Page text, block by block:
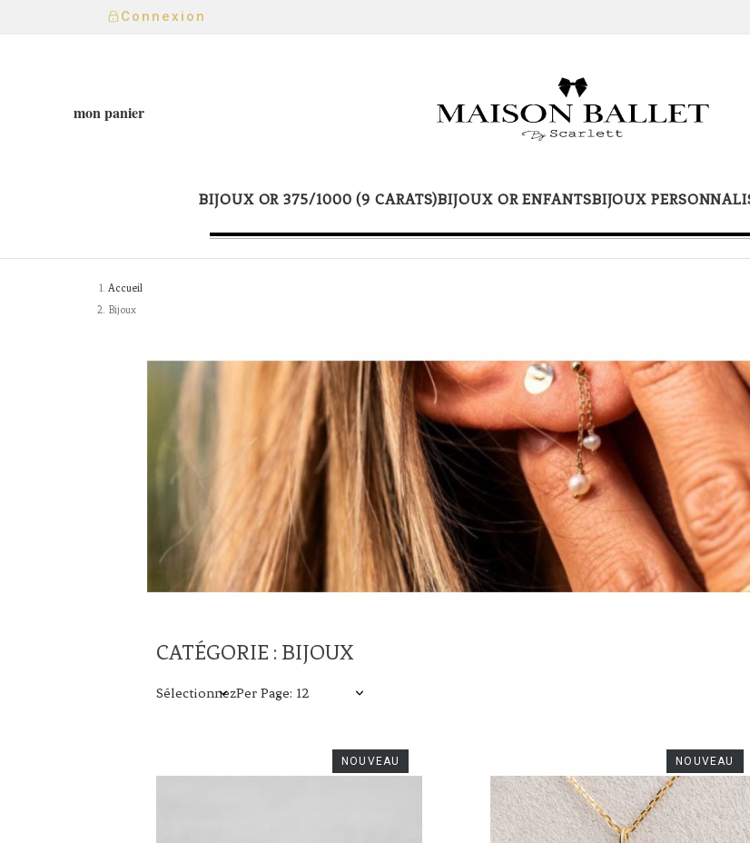
Connexion
mon panier
BIJOUX OR 375/1000 (9 CARATS)BIJOUX OR ENFANTSBIJOUX
Accueil
Bijoux
CATÉGORIE : BIJOUX
SélectionnezPer Page: 12
NOUVEAU NOUVEAU